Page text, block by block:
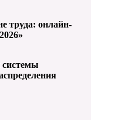
труда: онлайн-
системы